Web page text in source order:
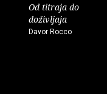
Od titraja do
doživljaja
Davor Rocco